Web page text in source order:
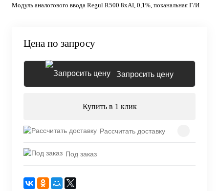
Модуль аналогового ввода Regul R500 8хAI, 0,1%, поканальная Г/И
Цена по запросу
Запросить цену
Купить в 1 клик
Рассчитать доставку
Под заказ